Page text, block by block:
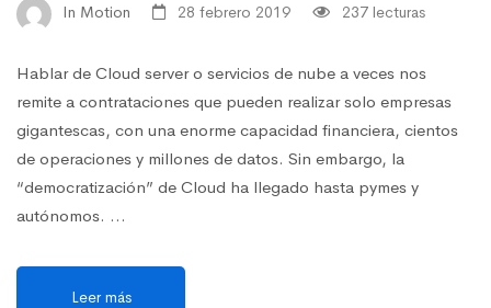
In Motion 28 febrero 2019 237 lecturas
Hablar de Cloud server o servicios de nube a veces nos
remite a contrataciones que pueden realizar solo empresas
gigantescas, con una enorme capacidad financiera, cientos
de operaciones y millones de datos. Sin embargo, la
“democratización” de Cloud ha llegado hasta pymes y
autónomos. …
Leer más